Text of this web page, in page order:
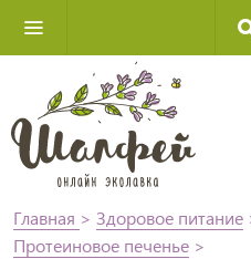
Главная > Здоровое питание
Протеиновое печенье >